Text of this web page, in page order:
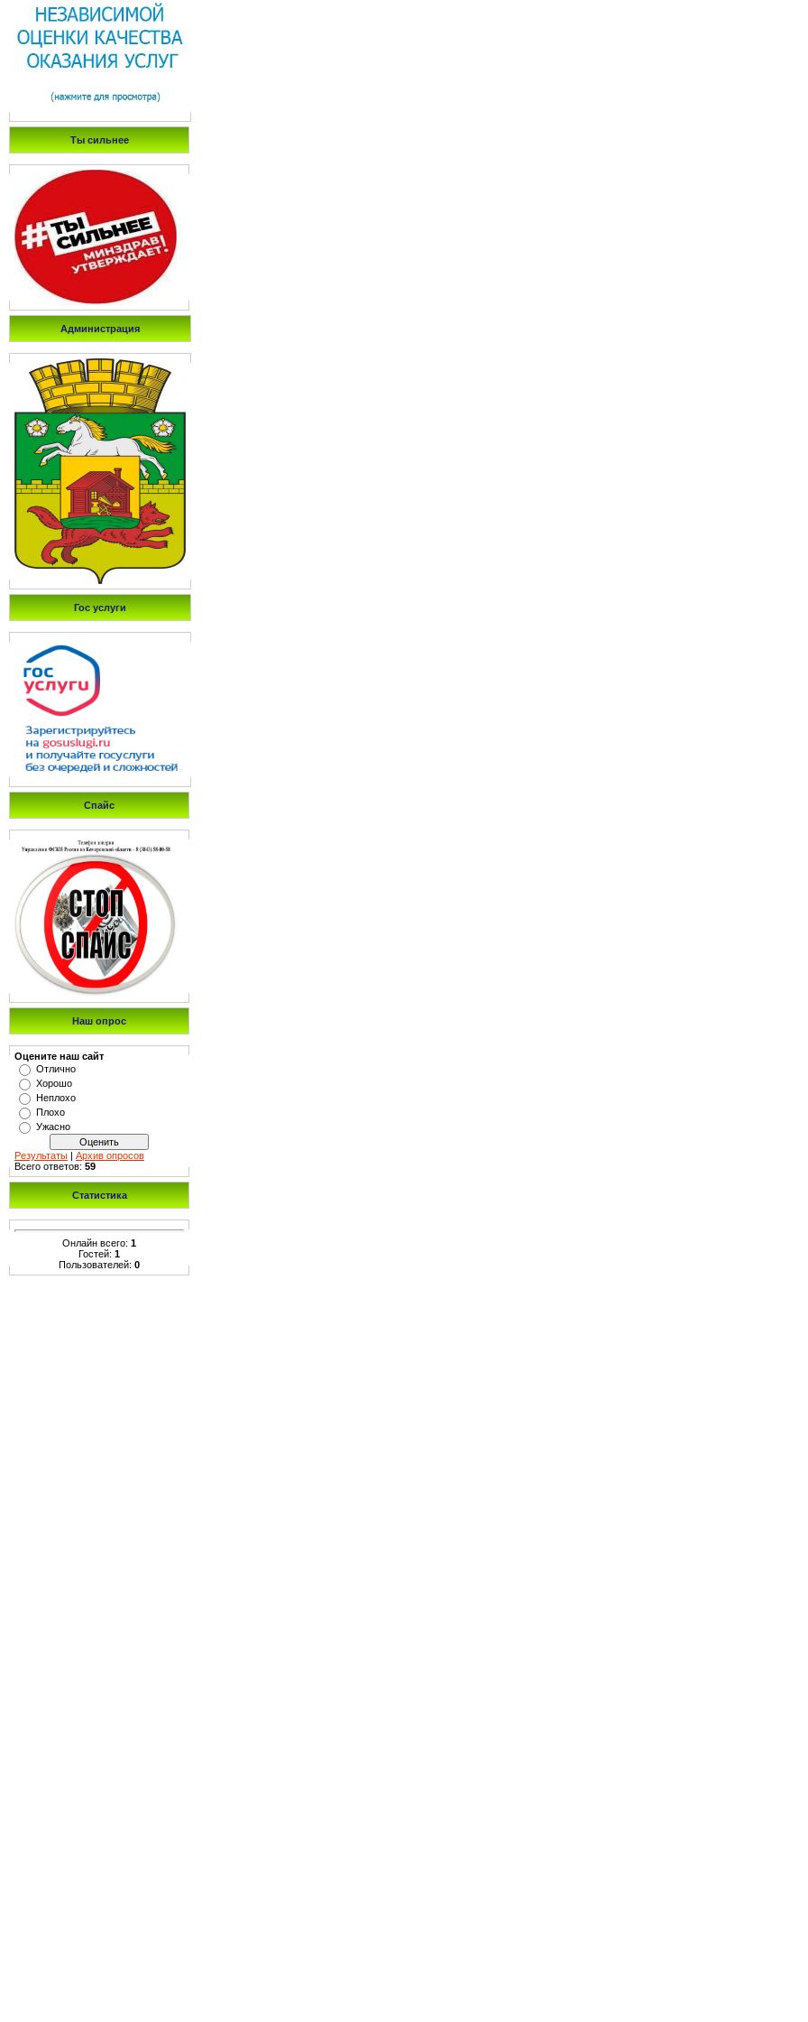
Ты сильнее
Администрация
Гос услуги
Спайс
Наш опрос
Оцените наш сайт
Отлично
Хорошо
Неплохо
Плохо
Ужасно
Результаты | Архив опросов
Всего ответов: 59
Статистика
Онлайн всего: 1
Гостей: 1
Пользователей: 0